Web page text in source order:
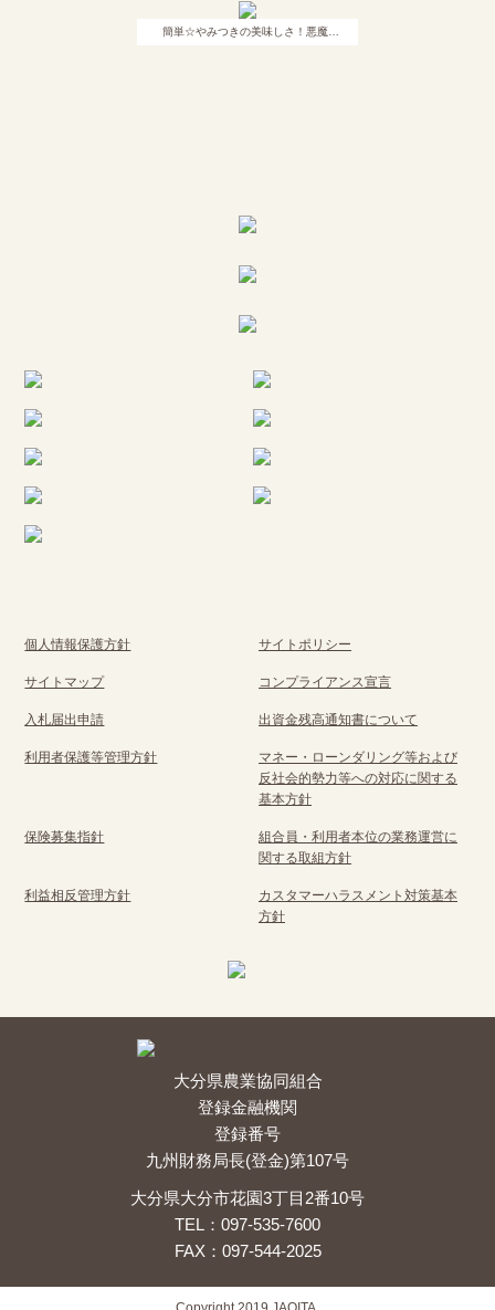
簡単☆やみつきの美味しさ！悪魔…
個人情報保護方針 サイトポリシー
サイトマップ コンプライアンス宣言
入札届出申請 出資金残高通知書について
利用者保護等管理方針
マネー・ローンダリング等および
反社会的勢力等への対応に関する
基本方針
保険募集指針
組合員・利用者本位の業務運営に
関する取組方針
利益相反管理方針
カスタマーハラスメント対策基本
方針
大分県農業協同組合
登録金融機関
登録番号
九州財務局長(登金)第107号
大分県大分市花園3丁目2番10号
TEL：097-535-7600
FAX：097-544-2025